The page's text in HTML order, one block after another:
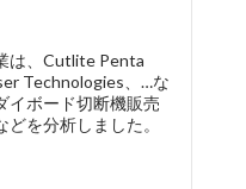
は、Cutlite Penta
Technologies、…な
イボード切断機販売
を分析しました。